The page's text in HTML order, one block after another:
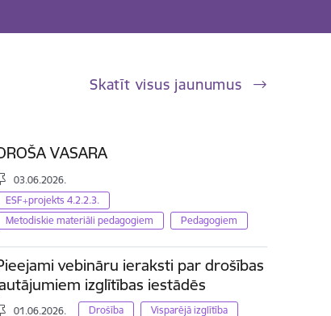
Skatīt visus jaunumus
VASARA
03.06.2026.
ESF+projekts 4.2.2.3.
Metodiskie materiāli pedagogiem
Pedagogiem
vebināru ieraksti par drošības
izglītības iestādēs
01.06.2026. Drošība Visparējā izglītība